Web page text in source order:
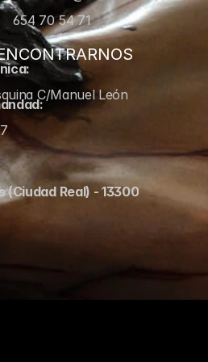
654 70 54 71
C/Manuel León
(Ciudad Real) - 13300